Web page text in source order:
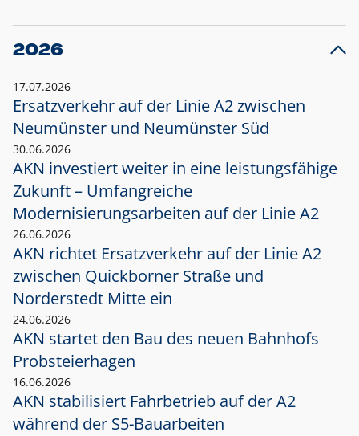
2026
17.07.2026
Ersatzverkehr auf der Linie A2 zwischen
Neumünster und Neumünster Süd
30.06.2026
AKN investiert weiter in eine leistungsfähige
Zukunft – Umfangreiche
Modernisierungsarbeiten auf der Linie A2
26.06.2026
AKN richtet Ersatzverkehr auf der Linie A2
zwischen Quickborner Straße und
Norderstedt Mitte ein
24.06.2026
AKN startet den Bau des neuen Bahnhofs
Probsteierhagen
16.06.2026
AKN stabilisiert Fahrbetrieb auf der A2
während der S5-Bauarbeiten